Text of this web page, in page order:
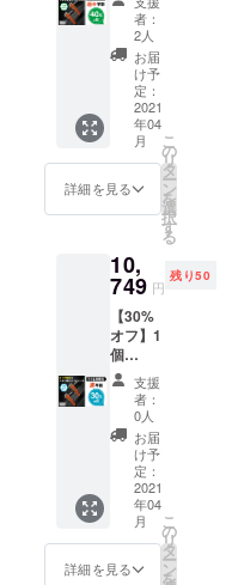
す。ご
了承く
ださ
い。 ※
ご注文
状況、
使用部
材の供
給状
況、製
より出
荷時期
が遅れ
る場合
があり
ます。
効率が
向上し
た場
合、正
規販売
価格が
販売予
定価格
より下
がる可
※デザイ
ン・仕
様は変
更にな
る可能
性もご
ざいま
す。ご
了承く
ださ
い。 ※
ご注文
状況、
使用部
材の供
給状
況、製
（税
込） 50
名様限
定！ ※
販売予
定価
格：
15,356
円（税
込） ※
税込・
送料込
格とな
りま
す。 ※
皆様の
応援購
入によ
り量産
効率が
向上し
た場
合、正
規販売
価格が
販売予
定価格
より下
がる可
者：
2人
お届
け予
定：
2021
年04
月
詳細を見る
こ
の
リ
タ
ー
ン
を
選
択
す
る
10,
749 円
残り50
【30%
オフ】1
個
10,749
円（税
込） 50
名様限
定！ ※
販売予
定価
格：
15,356
円（税
込） ※
支援
者：
0人
お届
け予
定：
2021
年04
月
詳細を見る
こ
の
リ
タ
ー
ン
を